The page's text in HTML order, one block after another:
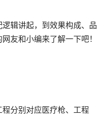
辑讲起，到效果构成、品
友和小编来了解一下吧！
分别对应医疗枪、工程